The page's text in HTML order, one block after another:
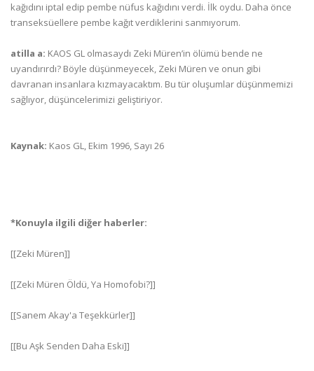
kağıdını iptal edip pembe nüfus kağıdını verdi. İlk oydu. Daha önce
transeksüellere pembe kağıt verdiklerini sanmıyorum.
atilla a: KAOS GL olmasaydı Zeki Müren’in ölümü bende ne
uyandırırdı? Böyle düşünmeyecek, Zeki Müren ve onun gibi
davranan insanlara kızmayacaktım. Bu tür oluşumlar düşünmemizi
sağlıyor, düşüncelerimizi geliştiriyor.
Kaynak: Kaos GL, Ekim 1996, Sayı 26
*Konuyla ilgili diğer haberler:
[[Zeki Müren]]
[[Zeki Müren Öldü, Ya Homofobi?]]
[[Sanem Akay'a Teşekkürler]]
[[Bu Aşk Senden Daha Eski]]